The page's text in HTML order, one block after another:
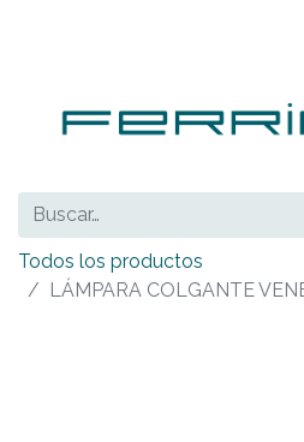
Todos los productos
LÁMPARA COLGANTE